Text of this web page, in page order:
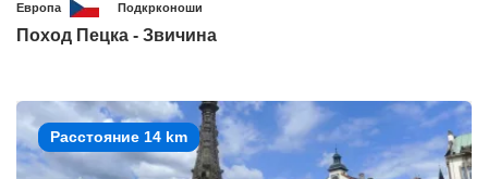
Европа Подкрконоши
Поход Пецка - Звичина
Расстояние 14 km